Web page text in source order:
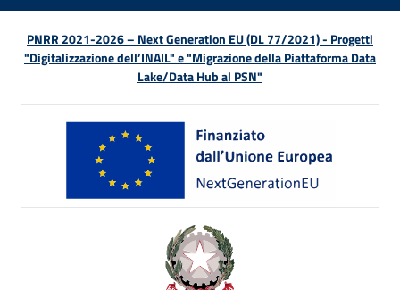
PNRR 2021-2026 – Next Generation EU (DL 77/2021) - Progetti
"Digitalizzazione dell’INAIL" e "Migrazione della Piattaforma Data
Lake/Data Hub al PSN"